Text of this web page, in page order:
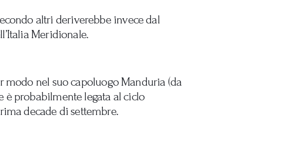
altri deriverebbe invece dal
Meridionale.
nel suo capoluogo Manduria (da
è probabilmente legata al ciclo
decade di settembre.